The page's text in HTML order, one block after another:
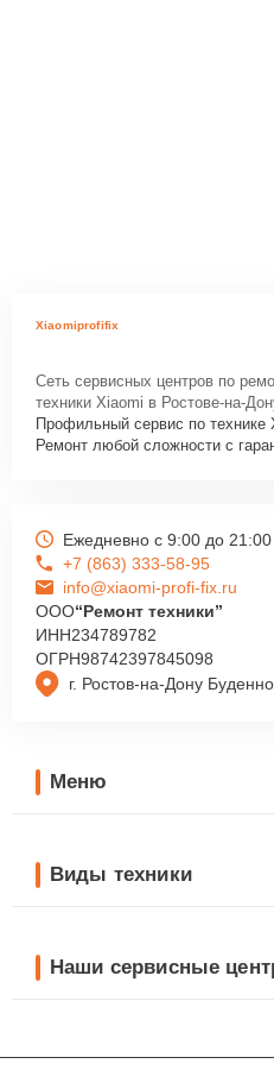
Xiaomiprofifix
Сеть сервисных центров по
техники Xiaomi в Ростове-на-
Профильный сервис по технике
Ремонт любой сложности с
г. Ростов-на-Дону
Ежедневно с 9:00 до 21:00
+7 (863) 333-58-95
info@xiaomi-profi-fix.ru
ООО“Ремонт техники”
ИНН234789782
ОГРН98742397845098
Меню
Виды техники
Наши сервисные